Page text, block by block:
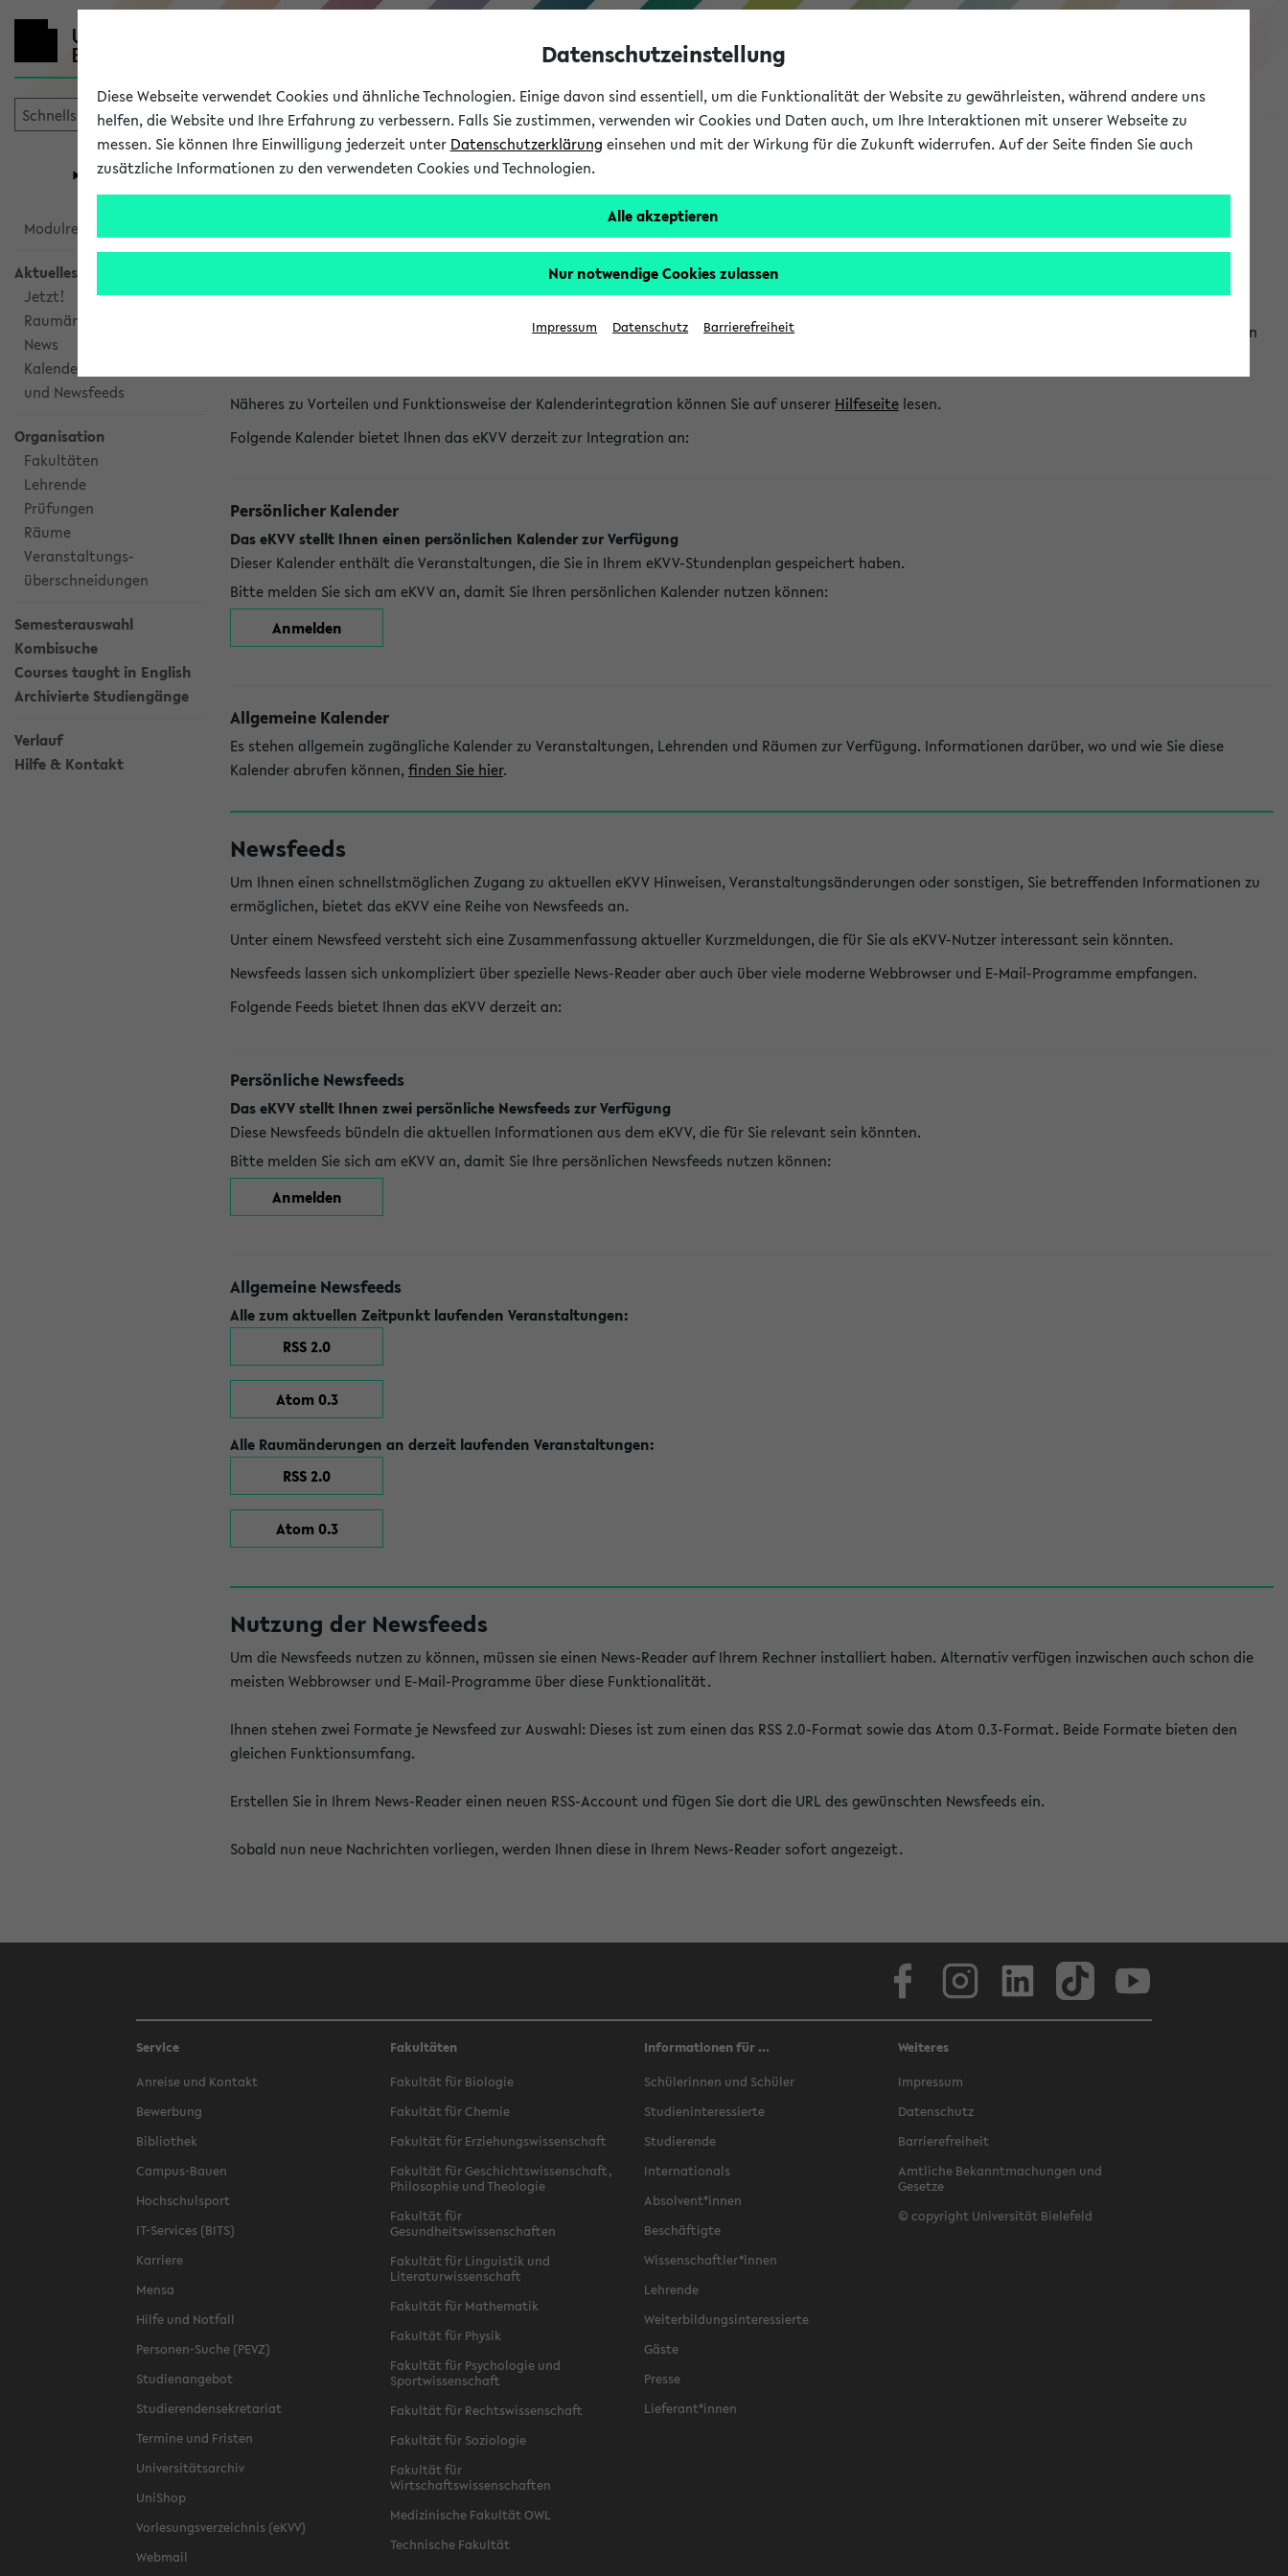
eKVV
Universität Forschung Studium
eKVV
Modulrecherche
Aktuelles
Jetzt!
Raumänderungen
News
Kalenderintegration
und Newsfeeds
Organisation
Fakultäten
Lehrende
Prüfungen
Räume
Veranstaltungs-
überschneidungen
Semesterauswahl
Kombisuche
Courses taught in English
Archivierte Studiengänge
Verlauf
Hilfe & Kontakt
Kalenderintegration und Newsfeeds
Kalenderintegration
Das eKVV bietet Ihnen die Möglichkeit, Veranstaltungstermine in eine Vielzahl von Kalenderanwendungen einzubinden. Auf diese Weise können Sie einen
Näheres zu Vorteilen und Funktionsweise der Kalenderintegration können Sie auf unserer Hilfeseite lesen.
Folgende Kalender bietet Ihnen das eKVV derzeit zur Integration an:
Persönlicher Kalender
Das eKVV stellt Ihnen einen persönlichen Kalender zur Verfügung
Dieser Kalender enthält die Veranstaltungen, die Sie in Ihrem eKVV-Stundenplan gespeichert haben.
Bitte melden Sie sich am eKVV an, damit Sie Ihren persönlichen Kalender nutzen können:
Anmelden
Allgemeine Kalender
Es stehen allgemein zugängliche Kalender zu Veranstaltungen, Lehrenden und Räumen zur Verfügung. Informationen darüber, wo und wie Sie diese
Kalender abrufen können, finden Sie hier.
Newsfeeds
Um Ihnen einen schnellstmöglichen Zugang zu aktuellen eKVV Hinweisen, Veranstaltungsänderungen oder sonstigen, Sie betreffenden Informationen zu
ermöglichen, bietet das eKVV eine Reihe von Newsfeeds an.
Unter einem Newsfeed versteht sich eine Zusammenfassung aktueller Kurzmeldungen, die für Sie als eKVV-Nutzer interessant sein könnten.
Newsfeeds lassen sich unkompliziert über spezielle News-Reader aber auch über viele moderne Webbrowser und E-Mail-Programme empfangen.
Folgende Feeds bietet Ihnen das eKVV derzeit an:
Persönliche Newsfeeds
Das eKVV stellt Ihnen zwei persönliche Newsfeeds zur Verfügung
Diese Newsfeeds bündeln die aktuellen Informationen aus dem eKVV, die für Sie relevant sein könnten.
Bitte melden Sie sich am eKVV an, damit Sie Ihre persönlichen Newsfeeds nutzen können:
Anmelden
Allgemeine Newsfeeds
Alle zum aktuellen Zeitpunkt laufenden Veranstaltungen:
RSS 2.0
Atom 0.3
Alle Raumänderungen an derzeit laufenden Veranstaltungen:
RSS 2.0
Atom 0.3
Nutzung der Newsfeeds
Um die Newsfeeds nutzen zu können, müssen sie einen News-Reader auf Ihrem Rechner installiert haben. Alternativ verfügen inzwischen auch schon die
meisten Webbrowser und E-Mail-Programme über diese Funktionalität.
Ihnen stehen zwei Formate je Newsfeed zur Auswahl: Dieses ist zum einen das RSS 2.0-Format sowie das Atom 0.3-Format. Beide Formate bieten den
gleichen Funktionsumfang.
Erstellen Sie in Ihrem News-Reader einen neuen RSS-Account und fügen Sie dort die URL des gewünschten Newsfeeds ein.
Sobald nun neue Nachrichten vorliegen, werden Ihnen diese in Ihrem News-Reader sofort angezeigt.
Service
Anreise und Kontakt
Bewerbung
Bibliothek
Campus-Bauen
Hochschulsport
IT-Services (BITS)
Karriere
Mensa
Hilfe und Notfall
Personen-Suche (PEVZ)
Studienangebot
Studierendensekretariat
Termine und Fristen
Universitätsarchiv
UniShop
Vorlesungsverzeichnis (eKVV)
Webmail
Fakultäten
Fakultät für Biologie
Fakultät für Chemie
Fakultät für Erziehungswissenschaft
Fakultät für Geschichtswissenschaft,
Philosophie und Theologie
Fakultät für
Gesundheitswissenschaften
Fakultät für Linguistik und
Literaturwissenschaft
Fakultät für Mathematik
Fakultät für Physik
Fakultät für Psychologie und
Sportwissenschaft
Fakultät für Rechtswissenschaft
Fakultät für Soziologie
Fakultät für
Wirtschaftswissenschaften
Medizinische Fakultät OWL
Technische Fakultät
Informationen für ...
Schülerinnen und Schüler
Studieninteressierte
Studierende
Internationals
Absolvent*innen
Beschäftigte
Wissenschaftler*innen
Lehrende
Weiterbildungsinteressierte
Gäste
Presse
Lieferant*innen
Weiteres
Impressum
Datenschutz
Barrierefreiheit
Amtliche Bekanntmachungen und
Gesetze
© copyright Universität Bielefeld
Datenschutzeinstellung
Diese Webseite verwendet Cookies und ähnliche Technologien. Einige davon sind essentiell, um die Funktionalität der Website zu gewährleisten, während andere uns
helfen, die Website und Ihre Erfahrung zu verbessern. Falls Sie zustimmen, verwenden wir Cookies und Daten auch, um Ihre Interaktionen mit unserer Webseite zu
messen. Sie können Ihre Einwilligung jederzeit unter Datenschutzerklärung einsehen und mit der Wirkung für die Zukunft widerrufen. Auf der Seite finden Sie auch
zusätzliche Informationen zu den verwendeten Cookies und Technologien.
Alle akzeptieren
Nur notwendige Cookies zulassen
Impressum Datenschutz Barrierefreiheit